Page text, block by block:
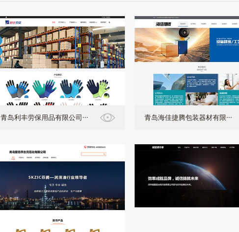
青岛利丰劳保用品有限公司··· 青岛海佳捷腾包装器材有限···